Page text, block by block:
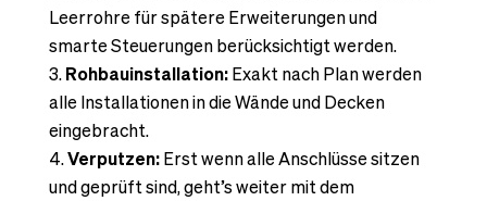
Leerrohre für spätere Erweiterungen und
smarte Steuerungen berücksichtigt werden.
Rohbauinstallation:Exakt nach Plan werden
alle Installationen in die Wände und Decken
eingebracht.
Verputzen:Erst wenn alle Anschlüsse sitzen
und geprüft sind, geht’s weiter mit dem